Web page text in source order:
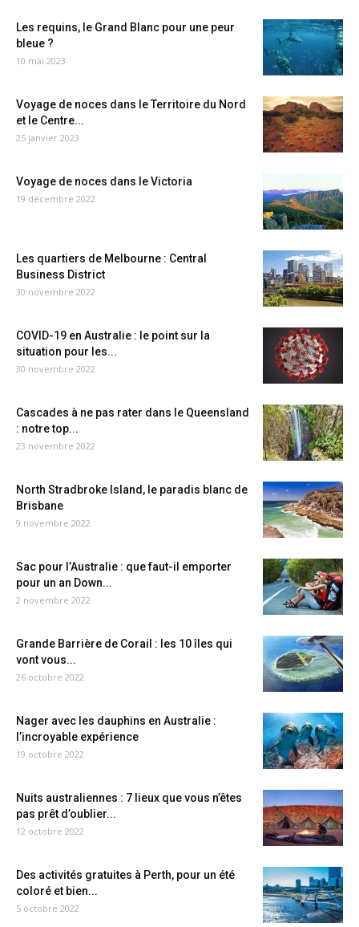
Les requins, le Grand Blanc pour une peur
bleue ?
10 mai 2023
Voyage de noces dans le Territoire du Nord
et le Centre...
25 janvier 2023
Voyage de noces dans le Victoria
19 décembre 2022
Les quartiers de Melbourne : Central
Business District
30 novembre 2022
COVID-19 en Australie : le point sur la
situation pour les...
30 novembre 2022
Cascades à ne pas rater dans le Queensland
: notre top...
23 novembre 2022
North Stradbroke Island, le paradis blanc de
Brisbane
9 novembre 2022
Sac pour l’Australie : que faut-il emporter
pour un an Down...
2 novembre 2022
Grande Barrière de Corail : les 10 îles qui
vont vous...
26 octobre 2022
Nager avec les dauphins en Australie :
l’incroyable expérience
19 octobre 2022
Nuits australiennes : 7 lieux que vous n’êtes
pas prêt d’oublier...
12 octobre 2022
Des activités gratuites à Perth, pour un été
coloré et bien...
5 octobre 2022